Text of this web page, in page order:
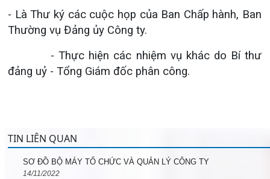
- Là Thư ký các cuộc họp của Ban Chấp hành, Ban
Thường vụ Đảng ủy Công ty.
- Thực hiện các nhiệm vụ khác do Bí thư
đảng uỷ - Tổng Giám đốc phân công.
TIN LIÊN QUAN
SƠ ĐỒ BỘ MÁY TỔ CHỨC VÀ QUẢN LÝ CÔNG TY
14/11/2022